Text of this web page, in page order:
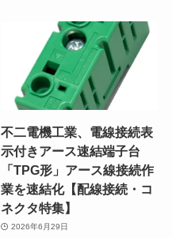
不二電機工業、電線接続表
示付きアース速結端子台
「TPG形」アース線接続作
業を速結化【配線接続・コ
ネクタ特集】
2026年6月29日